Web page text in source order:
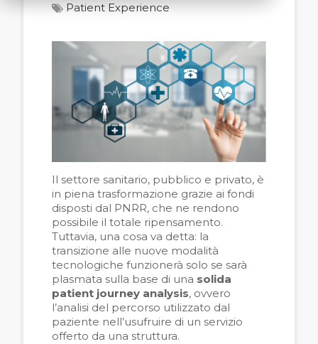
Patient Experience
Il settore sanitario, pubblico e privato, è
in piena trasformazione grazie ai fondi
disposti dal PNRR, che ne rendono
possibile il totale ripensamento.
Tuttavia, una cosa va detta: la
transizione alle nuove modalità
tecnologiche funzionerà solo se sarà
plasmata sulla base di una solida
patient journey analysis, ovvero
l’analisi del percorso utilizzato dal
paziente nell’usufruire di un servizio
offerto da una struttura.